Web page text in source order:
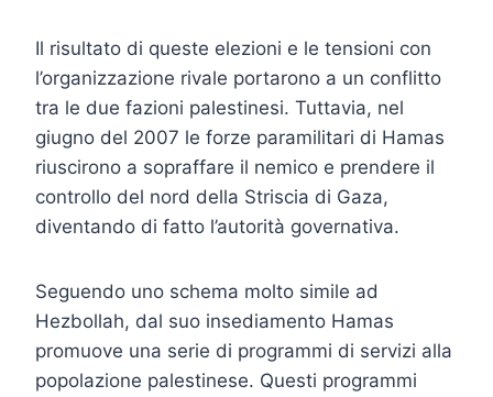
Il risultato di queste elezioni e le tensioni con
l’organizzazione rivale portarono a un conflitto
tra le due fazioni palestinesi. Tuttavia, nel
giugno del 2007 le forze paramilitari di Hamas
riuscirono a sopraffare il nemico e prendere il
controllo del nord della Striscia di Gaza,
diventando di fatto l’autorità governativa.
Seguendo uno schema molto simile ad
Hezbollah, dal suo insediamento Hamas
promuove una serie di programmi di servizi alla
popolazione palestinese. Questi programmi